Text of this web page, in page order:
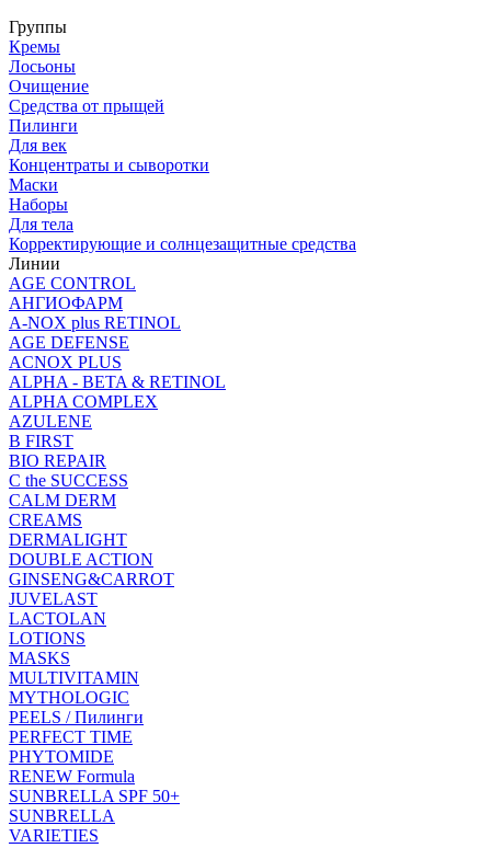
Группы
Кремы
Лосьоны
Очищение
Средства от прыщей
Пилинги
Для век
Концентраты и сыворотки
Маски
Наборы
Для тела
Корректирующие и солнцезащитные средства
Линии
AGE CONTROL
АНГИОФАРМ
A-NOX plus RETINOL
AGE DEFENSE
ACNOX PLUS
ALPHA - BETA & RETINOL
ALPHA COMPLEX
AZULENE
B FIRST
BIO REPAIR
C the SUCCESS
CALM DERM
CREAMS
DERMALIGHT
DOUBLE ACTION
GINSENG&CARROT
JUVELAST
LACTOLAN
LOTIONS
MASKS
MULTIVITAMIN
MYTHOLOGIC
PEELS / Пилинги
PERFECT TIME
PHYTOMIDE
RENEW Formula
SUNBRELLA SPF 50+
SUNBRELLA
VARIETIES